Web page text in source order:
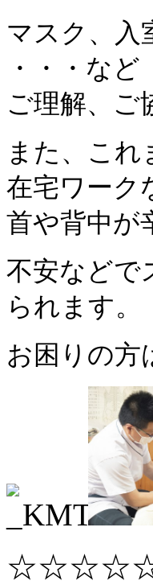
マスク、入
・・・など
ご理解、ご
また、これ
在宅ワーク
首や背中が
不安などで
られます。
お困りの方